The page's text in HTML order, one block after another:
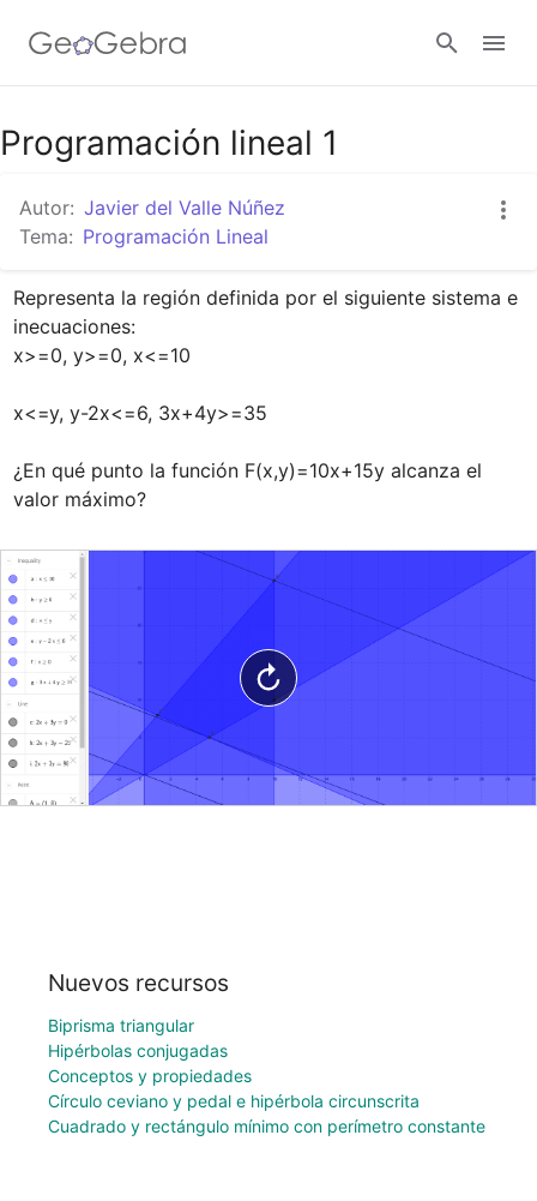
Google Classroom
GeoGebra Classroom
Abrir sesión
Programación lineal 1
Autor: Javier del Valle Núñez
Tema: Programación Lineal
Representa la región definida por el siguiente sistema e
inecuaciones:
x>=0, y>=0, x<=10
x<=y, y-2x<=6, 3x+4y>=35
¿En qué punto la función F(x,y)=10x+15y alcanza el
valor máximo?
Nuevos recursos
Biprisma triangular
Hipérbolas conjugadas
Conceptos y propiedades
Círculo ceviano y pedal e hipérbola circunscrita
Cuadrado y rectángulo mínimo con perímetro constante